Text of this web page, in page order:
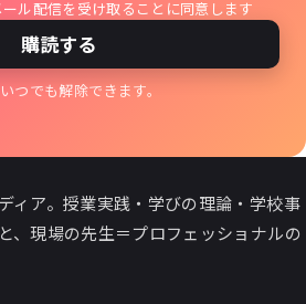
ル配信を受け取ることに同意します
購読する
つでも解除できます。
ィア。授業実践・学びの理論・学校事
、現場の先生＝プロフェッショナルの